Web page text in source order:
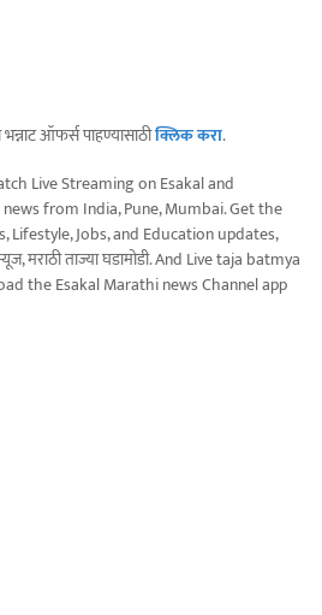
ऑफर्स पाहण्यासाठीक्लिक करा.
Live Streaming on Esakal and
news from India, Pune, Mumbai. Get the
Lifestyle, Jobs, and Education updates,
मराठी ताज्या घडामोडी. And Live taja batmya
the Esakal Marathi news Channel app